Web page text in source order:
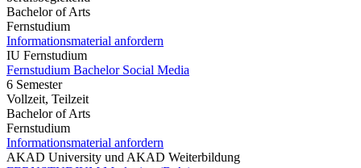
Bachelor of Arts
Fernstudium
Informationsmaterial anfordern
IU Fernstudium
Fernstudium Bachelor Social Media
6 Semester
Vollzeit, Teilzeit
Bachelor of Arts
Fernstudium
Informationsmaterial anfordern
AKAD University und AKAD Weiterbildung